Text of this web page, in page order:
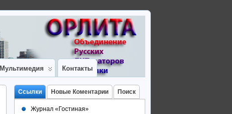
Мультимедия Контакты
Ссылки Новые Коментарии Поиск
Журнал «Гостиная»